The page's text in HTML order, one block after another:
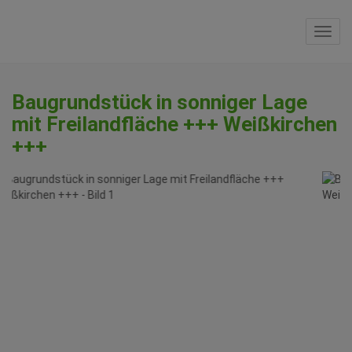
Baugrundstück in sonniger Lage
mit Freilandfläche +++ Weißkirchen
+++